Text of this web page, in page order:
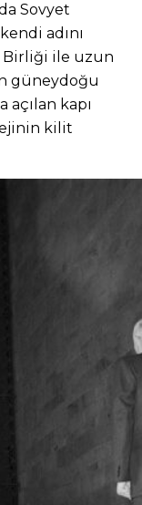
Sovyet
adını
Birliği ile uzun
güneydoğu
açılan kapı
kilit